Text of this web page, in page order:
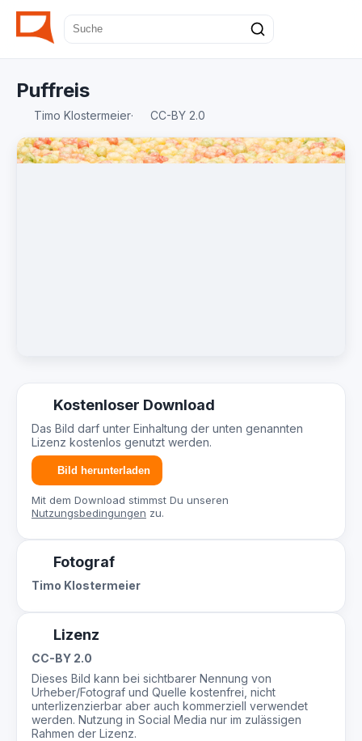
Puffreis
Timo Klostermeier· CC-BY 2.0
Kostenloser Download
Das Bild darf unter Einhaltung der unten genannten
Lizenz kostenlos genutzt werden.
Bild herunterladen
Mit dem Download stimmst Du unseren
Nutzungsbedingungen zu.
Fotograf
Timo Klostermeier
Lizenz
CC-BY 2.0
Dieses Bild kann bei sichtbarer Nennung von
Urheber/Fotograf und Quelle kostenfrei, nicht
unterlizenzierbar aber auch kommerziell verwendet
werden. Nutzung in Social Media nur im zulässigen
Rahmen der Lizenz.